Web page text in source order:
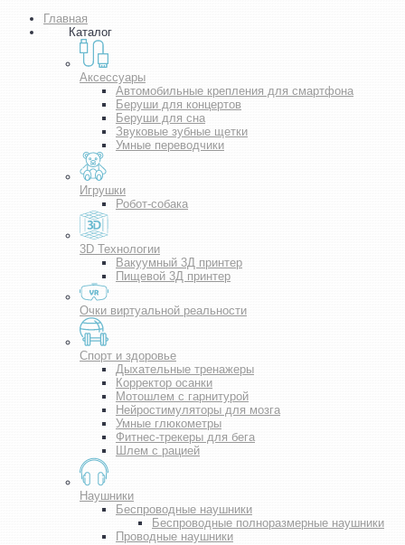
Главная
Каталог
Аксессуары
Автомобильные крепления для смартфона
Беруши для концертов
Беруши для сна
Звуковые зубные щетки
Умные переводчики
Игрушки
Робот-собака
3D Технологии
Вакуумный 3Д принтер
Пищевой 3Д принтер
Очки виртуальной реальности
Спорт и здоровье
Дыхательные тренажеры
Корректор осанки
Мотошлем с гарнитурой
Нейростимуляторы для мозга
Умные глюкометры
Фитнес-трекеры для бега
Шлем с рацией
Наушники
Беспроводные наушники
Беспроводные полноразмерные наушники
Проводные наушники